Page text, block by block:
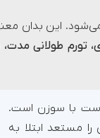
این بدان
تورم طولانی مدت،
با سوزن است.
مستعد ابتلا به